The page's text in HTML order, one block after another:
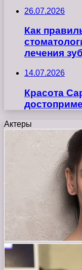
26.07.2026
Как
лечения
14.07.2026
Красота
Актеры